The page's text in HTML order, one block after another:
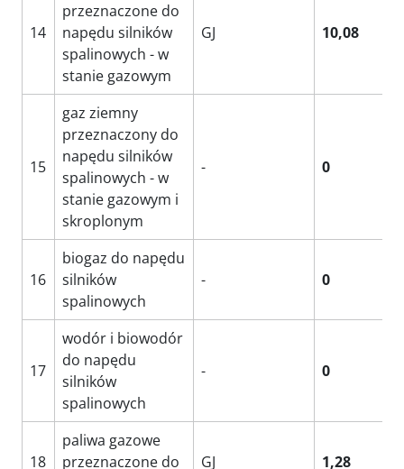
14
przeznaczone do
napędu silników
spalinowych - w
stanie gazowym
GJ 10,08
15
gaz ziemny
przeznaczony do
napędu silników
spalinowych - w
stanie gazowym i
skroplonym
- 0
16
biogaz do napędu
silników
spalinowych
- 0
17
wodór i biowodór
do napędu
silników
spalinowych
- 0
18
paliwa gazowe
przeznaczone do
GJ 1,28